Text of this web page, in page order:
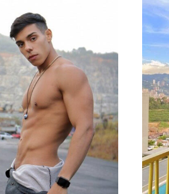
Диего
40000₽
100000₽